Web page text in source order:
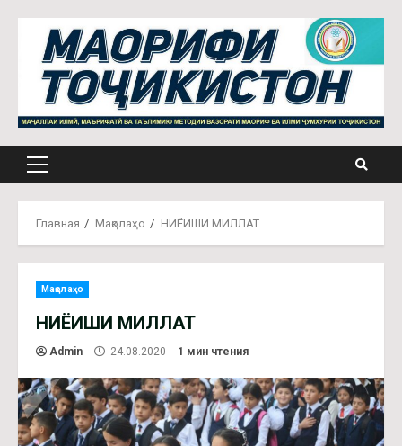
содержимому
Основное
Главная Мақолаҳо НИЁИШИ МИЛЛАТ
Мақолаҳо
НИЁИШИ МИЛЛАТ
Admin 24.08.2020 1 мин чтения